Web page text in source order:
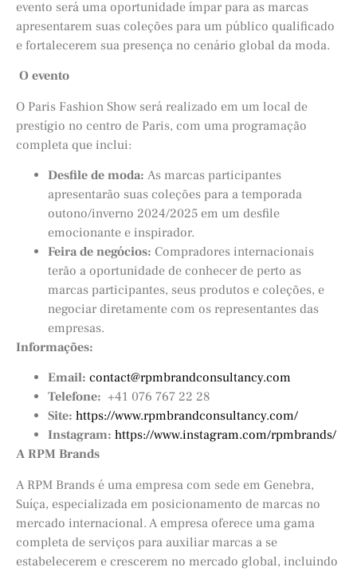
evento será uma oportunidade ímpar para as marcas
apresentarem suas coleções para um público qualificado
e fortalecerem sua presença no cenário global da moda.
O evento
O Paris Fashion Show será realizado em um local de
prestígio no centro de Paris, com uma programação
completa que inclui:
Desfile de moda: As marcas participantes
apresentarão suas coleções para a temporada
outono/inverno 2024/2025 em um desfile
emocionante e inspirador.
Feira de negócios: Compradores internacionais
terão a oportunidade de conhecer de perto as
marcas participantes, seus produtos e coleções, e
negociar diretamente com os representantes das
empresas.
Informações:
Email: contact@rpmbrandconsultancy.com
Telefone: +41 076 767 22 28
Site: https://www.rpmbrandconsultancy.com/
Instagram: https://www.instagram.com/rpmbrands/
A RPM Brands
A RPM Brands é uma empresa com sede em Genebra,
Suíça, especializada em posicionamento de marcas no
mercado internacional. A empresa oferece uma gama
completa de serviços para auxiliar marcas a se
estabelecerem e crescerem no mercado global, incluindo